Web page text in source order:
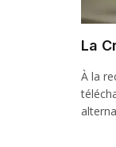
La
À la